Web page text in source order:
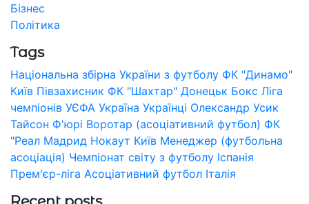
Бізнес
Політика
Tags
Національна збірна України з футболу ФК "Динамо"
Київ Півзахисник ФК "Шахтар" Донецьк Бокс Ліга
чемпіонів УЄФА Україна Українці Олександр Усик
Тайсон Ф'юрі Воротар (асоціативний футбол) ФК
"Реал Мадрид Нокаут Київ Менеджер (футбольна
асоціація) Чемпіонат світу з футболу Іспанія
Прем'єр-ліга Асоціативний футбол Італія